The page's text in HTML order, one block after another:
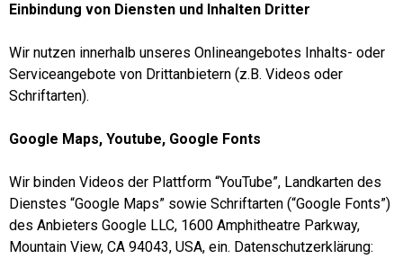
Einbindung von Diensten und Inhalten Dritter
Wir nutzen innerhalb unseres Onlineangebotes Inhalts- oder
Serviceangebote von Drittanbietern (z.B. Videos oder
Schriftarten).
Google Maps, Youtube, Google Fonts
Wir binden Videos der Plattform “YouTube”, Landkarten des
Dienstes “Google Maps” sowie Schriftarten (“Google Fonts”)
des Anbieters Google LLC, 1600 Amphitheatre Parkway,
Mountain View, CA 94043, USA, ein. Datenschutzerklärung: